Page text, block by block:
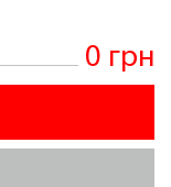
0 грн